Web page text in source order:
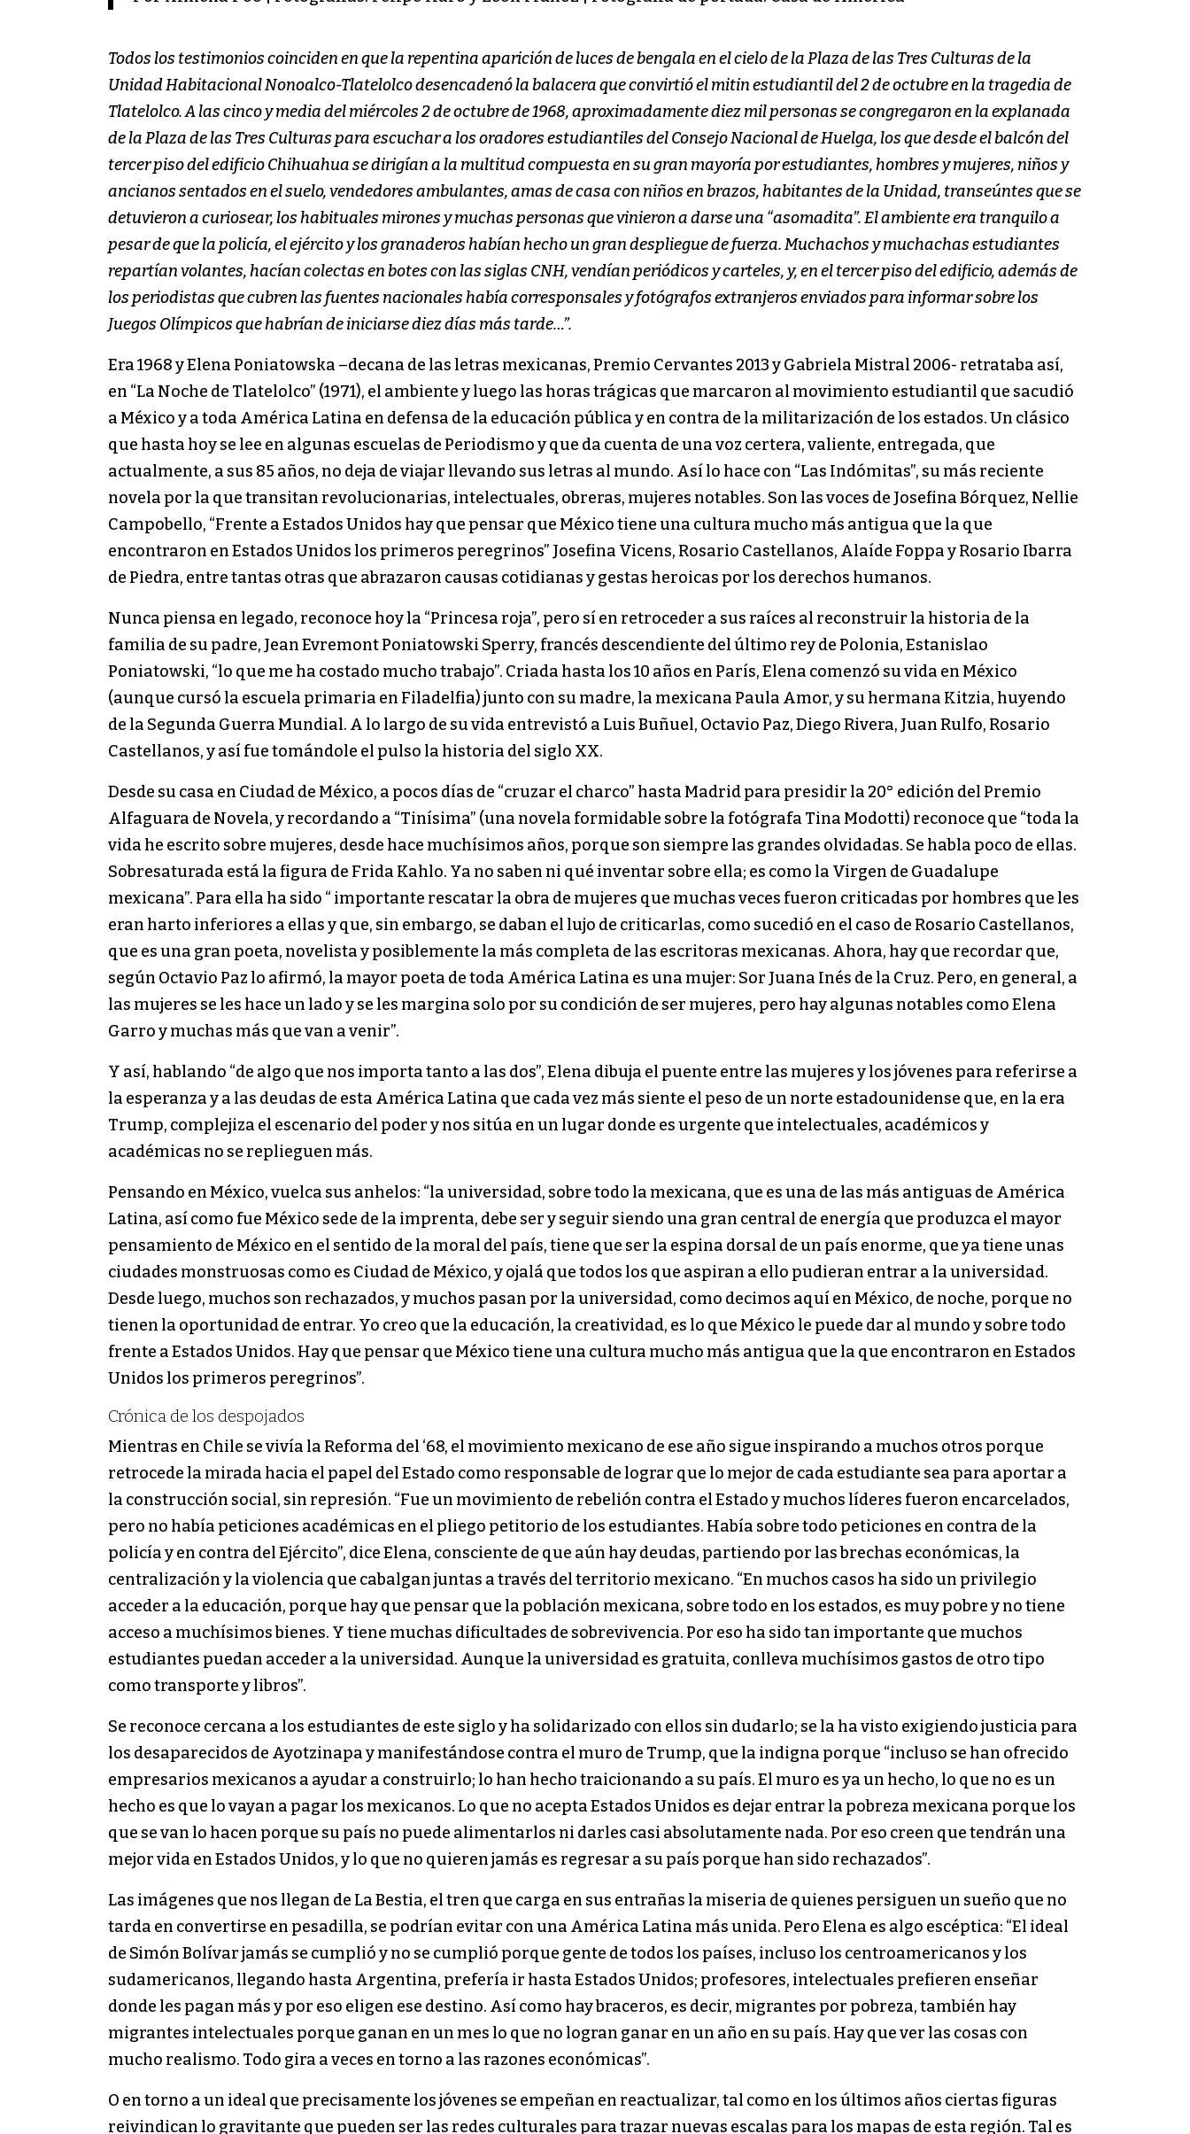
Todos los testimonios coinciden en que la repentina aparición de luces de bengala en el cielo de la Plaza de las Tres Culturas de la
Unidad Habitacional Nonoalco-Tlatelolco desencadenó la balacera que convirtió el mitin estudiantil del 2 de octubre en la tragedia de
Tlatelolco. A las cinco y media del miércoles 2 de octubre de 1968, aproximadamente diez mil personas se congregaron en la explanada
de la Plaza de las Tres Culturas para escuchar a los oradores estudiantiles del Consejo Nacional de Huelga, los que desde el balcón del
tercer piso del edificio Chihuahua se dirigían a la multitud compuesta en su gran mayoría por estudiantes, hombres y mujeres, niños y
ancianos sentados en el suelo, vendedores ambulantes, amas de casa con niños en brazos, habitantes de la Unidad, transeúntes que se
detuvieron a curiosear, los habituales mirones y muchas personas que vinieron a darse una “asomadita”. El ambiente era tranquilo a
pesar de que la policía, el ejército y los granaderos habían hecho un gran despliegue de fuerza. Muchachos y muchachas estudiantes
repartían volantes, hacían colectas en botes con las siglas CNH, vendían periódicos y carteles, y, en el tercer piso del edificio, además de
los periodistas que cubren las fuentes nacionales había corresponsales y fotógrafos extranjeros enviados para informar sobre los
Juegos Olímpicos que habrían de iniciarse diez días más tarde…”.
Era 1968 y Elena Poniatowska –decana de las letras mexicanas, Premio Cervantes 2013 y Gabriela Mistral 2006- retrataba así,
en “La Noche de Tlatelolco” (1971), el ambiente y luego las horas trágicas que marcaron al movimiento estudiantil que sacudió
a México y a toda América Latina en defensa de la educación pública y en contra de la militarización de los estados. Un clásico
que hasta hoy se lee en algunas escuelas de Periodismo y que da cuenta de una voz certera, valiente, entregada, que
actualmente, a sus 85 años, no deja de viajar llevando sus letras al mundo. Así lo hace con “Las Indómitas”, su más reciente
novela por la que transitan revolucionarias, intelectuales, obreras, mujeres notables. Son las voces de Josefina Bórquez, Nellie
Campobello, “Frente a Estados Unidos hay que pensar que México tiene una cultura mucho más antigua que la que
encontraron en Estados Unidos los primeros peregrinos” Josefina Vicens, Rosario Castellanos, Alaíde Foppa y Rosario Ibarra
de Piedra, entre tantas otras que abrazaron causas cotidianas y gestas heroicas por los derechos humanos.
Nunca piensa en legado, reconoce hoy la “Princesa roja”, pero sí en retroceder a sus raíces al reconstruir la historia de la
familia de su padre, Jean Evremont Poniatowski Sperry, francés descendiente del último rey de Polonia, Estanislao
Poniatowski, “lo que me ha costado mucho trabajo”. Criada hasta los 10 años en París, Elena comenzó su vida en México
(aunque cursó la escuela primaria en Filadelfia) junto con su madre, la mexicana Paula Amor, y su hermana Kitzia, huyendo
de la Segunda Guerra Mundial. A lo largo de su vida entrevistó a Luis Buñuel, Octavio Paz, Diego Rivera, Juan Rulfo, Rosario
Castellanos, y así fue tomándole el pulso la historia del siglo XX.
Desde su casa en Ciudad de México, a pocos días de “cruzar el charco” hasta Madrid para presidir la 20° edición del Premio
Alfaguara de Novela, y recordando a “Tinísima” (una novela formidable sobre la fotógrafa Tina Modotti) reconoce que “toda la
vida he escrito sobre mujeres, desde hace muchísimos años, porque son siempre las grandes olvidadas. Se habla poco de ellas.
Sobresaturada está la figura de Frida Kahlo. Ya no saben ni qué inventar sobre ella; es como la Virgen de Guadalupe
mexicana”. Para ella ha sido “ importante rescatar la obra de mujeres que muchas veces fueron criticadas por hombres que les
eran harto inferiores a ellas y que, sin embargo, se daban el lujo de criticarlas, como sucedió en el caso de Rosario Castellanos,
que es una gran poeta, novelista y posiblemente la más completa de las escritoras mexicanas. Ahora, hay que recordar que,
según Octavio Paz lo afirmó, la mayor poeta de toda América Latina es una mujer: Sor Juana Inés de la Cruz. Pero, en general, a
las mujeres se les hace un lado y se les margina solo por su condición de ser mujeres, pero hay algunas notables como Elena
Garro y muchas más que van a venir”.
Y así, hablando “de algo que nos importa tanto a las dos”, Elena dibuja el puente entre las mujeres y los jóvenes para referirse a
la esperanza y a las deudas de esta América Latina que cada vez más siente el peso de un norte estadounidense que, en la era
Trump, complejiza el escenario del poder y nos sitúa en un lugar donde es urgente que intelectuales, académicos y
académicas no se replieguen más.
Pensando en México, vuelca sus anhelos: “la universidad, sobre todo la mexicana, que es una de las más antiguas de América
Latina, así como fue México sede de la imprenta, debe ser y seguir siendo una gran central de energía que produzca el mayor
pensamiento de México en el sentido de la moral del país, tiene que ser la espina dorsal de un país enorme, que ya tiene unas
ciudades monstruosas como es Ciudad de México, y ojalá que todos los que aspiran a ello pudieran entrar a la universidad.
Desde luego, muchos son rechazados, y muchos pasan por la universidad, como decimos aquí en México, de noche, porque no
tienen la oportunidad de entrar. Yo creo que la educación, la creatividad, es lo que México le puede dar al mundo y sobre todo
frente a Estados Unidos. Hay que pensar que México tiene una cultura mucho más antigua que la que encontraron en Estados
Unidos los primeros peregrinos”.
Crónica de los despojados
Mientras en Chile se vivía la Reforma del ‘68, el movimiento mexicano de ese año sigue inspirando a muchos otros porque
retrocede la mirada hacia el papel del Estado como responsable de lograr que lo mejor de cada estudiante sea para aportar a
la construcción social, sin represión. “Fue un movimiento de rebelión contra el Estado y muchos líderes fueron encarcelados,
pero no había peticiones académicas en el pliego petitorio de los estudiantes. Había sobre todo peticiones en contra de la
policía y en contra del Ejército”, dice Elena, consciente de que aún hay deudas, partiendo por las brechas económicas, la
centralización y la violencia que cabalgan juntas a través del territorio mexicano. “En muchos casos ha sido un privilegio
acceder a la educación, porque hay que pensar que la población mexicana, sobre todo en los estados, es muy pobre y no tiene
acceso a muchísimos bienes. Y tiene muchas dificultades de sobrevivencia. Por eso ha sido tan importante que muchos
estudiantes puedan acceder a la universidad. Aunque la universidad es gratuita, conlleva muchísimos gastos de otro tipo
como transporte y libros”.
Se reconoce cercana a los estudiantes de este siglo y ha solidarizado con ellos sin dudarlo; se la ha visto exigiendo justicia para
los desaparecidos de Ayotzinapa y manifestándose contra el muro de Trump, que la indigna porque “incluso se han ofrecido
empresarios mexicanos a ayudar a construirlo; lo han hecho traicionando a su país. El muro es ya un hecho, lo que no es un
hecho es que lo vayan a pagar los mexicanos. Lo que no acepta Estados Unidos es dejar entrar la pobreza mexicana porque los
que se van lo hacen porque su país no puede alimentarlos ni darles casi absolutamente nada. Por eso creen que tendrán una
mejor vida en Estados Unidos, y lo que no quieren jamás es regresar a su país porque han sido rechazados”.
Las imágenes que nos llegan de La Bestia, el tren que carga en sus entrañas la miseria de quienes persiguen un sueño que no
tarda en convertirse en pesadilla, se podrían evitar con una América Latina más unida. Pero Elena es algo escéptica: “El ideal
de Simón Bolívar jamás se cumplió y no se cumplió porque gente de todos los países, incluso los centroamericanos y los
sudamericanos, llegando hasta Argentina, prefería ir hasta Estados Unidos; profesores, intelectuales prefieren enseñar
donde les pagan más y por eso eligen ese destino. Así como hay braceros, es decir, migrantes por pobreza, también hay
migrantes intelectuales porque ganan en un mes lo que no logran ganar en un año en su país. Hay que ver las cosas con
mucho realismo. Todo gira a veces en torno a las razones económicas”.
O en torno a un ideal que precisamente los jóvenes se empeñan en reactualizar, tal como en los últimos años ciertas figuras
reivindican lo gravitante que pueden ser las redes culturales para trazar nuevas escalas para los mapas de esta región. Tal es